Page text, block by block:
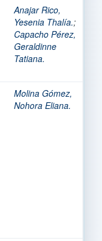
Anajar Rico,
Yesenia Thalía.;
Capacho Pérez,
Geraldinne
Tatiana.
Molina Gómez,
Nohora Eliana.